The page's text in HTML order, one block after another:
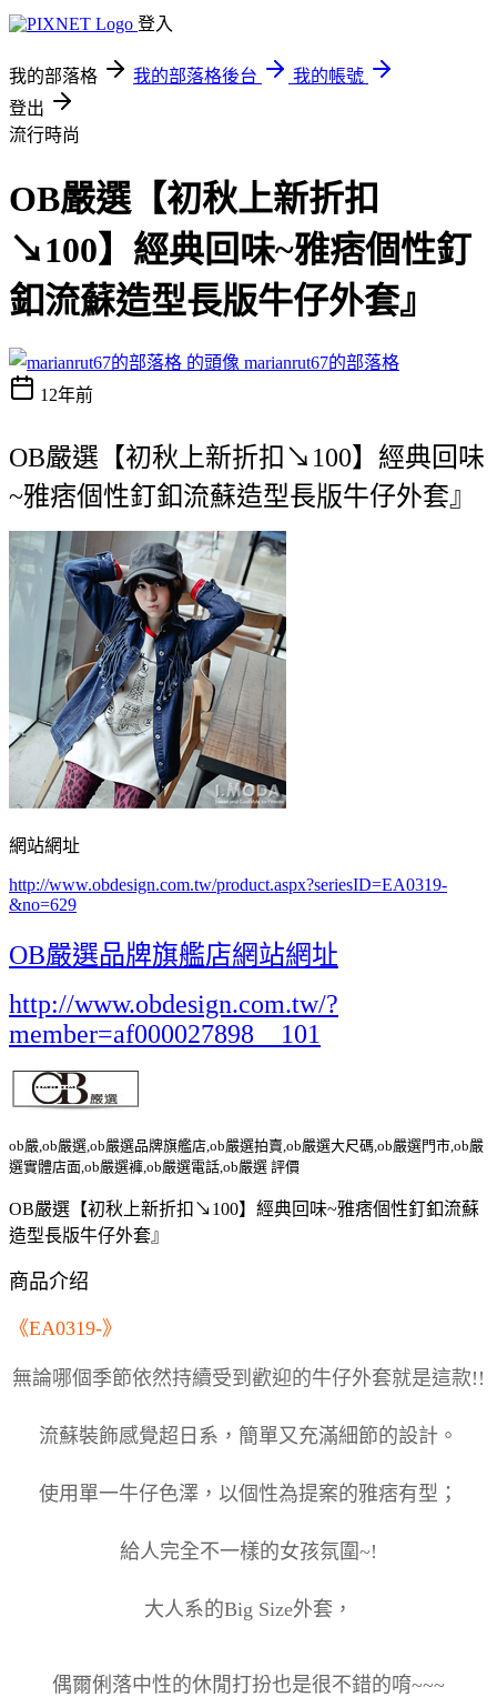
登入
我的部落格 我的部落格後台
我的帳號
登出
流行時尚
OB嚴選【初秋上新折扣
↘100】經典回味~雅痞個性釘
釦流蘇造型長版牛仔外套』
marianrut67的部落格
12年前
OB嚴選【初秋上新折扣↘100】經典回味
~雅痞個性釘釦流蘇造型長版牛仔外套』
網站網址
http://www.obdesign.com.tw/product.aspx?seriesID=EA0319-
&no=629
OB嚴選品牌旗艦店網站網址
http://www.obdesign.com.tw/?
member=af000027898__101
ob嚴,ob嚴選,ob嚴選品牌旗艦店,ob嚴選拍賣,ob嚴選大尺碼,ob嚴選門市,ob嚴
選實體店面,ob嚴選褲,ob嚴選電話,ob嚴選 評價
OB嚴選【初秋上新折扣↘100】經典回味~雅痞個性釘釦流蘇
造型長版牛仔外套』
商品介绍
《EA0319-》
無論哪個季節依然持續受到歡迎的牛仔外套就是這款!!
流蘇裝飾感覺超日系，簡單又充滿細節的設計。
使用單一牛仔色澤，以個性為提案的雅痞有型；
給人完全不一樣的女孩氛圍~!
大人系的Big Size外套，
偶爾俐落中性的休閒打扮也是很不錯的唷~~~